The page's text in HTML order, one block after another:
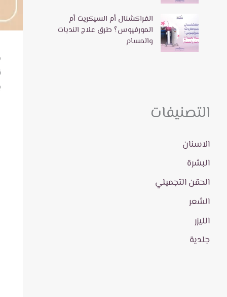
الفراكشنال أم السيكريت أم
المورفيوس؟ طرق علاج الندبات
والمسام
التصنيفات
الاسنان
البشرة
الحقن التجميلي
الشعر
الليزر
جلدية